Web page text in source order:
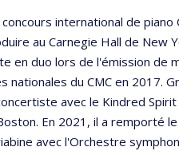
international de
au Carnegie Hall de New
en duo lors de l'émission de
nationales du CMC en 2017.
avec le Kindred
En 2021, il a remporté
avec l'Orchestre